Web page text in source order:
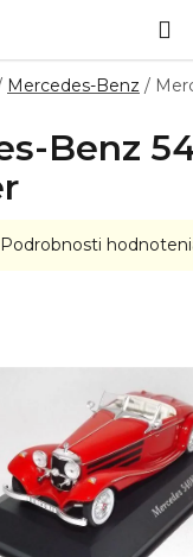
Mercedes-Benz /
Benz
Podrobnosti